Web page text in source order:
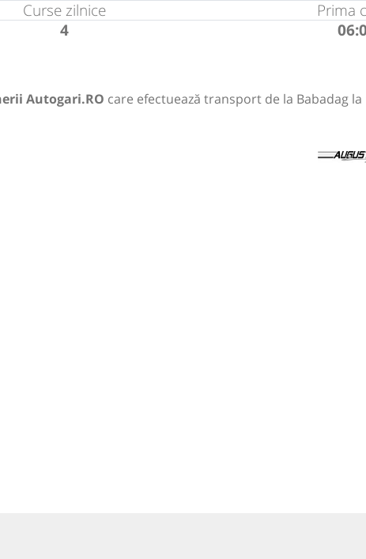
Curse zilnice
4
Prima
Autogari.RO care efectuează transport de la Babadag